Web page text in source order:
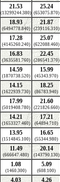
21.53
(13299244.380)
25.24
(653075.870)
18.93
(6494778.840)
21.87
(239116.310)
17.28
(4145260.240)
25.07
(622088.460)
16.83
(3635581.760)
22.45
(286541.370)
14.59
(1870738.520)
15.99
(45343.970)
14.15
(1622939.730)
18.25
(86783.940)
17.99
(5019408.780)
21.60
(221826.660)
14.21
(1653327.460)
17.21
(64894.710)
13.95
(1514845.100)
16.65
(55344.980)
11.49
(666647.480)
20.14
(143790.130)
1.08
(1460.300)
5.09
(608.100)
4.03 4.26